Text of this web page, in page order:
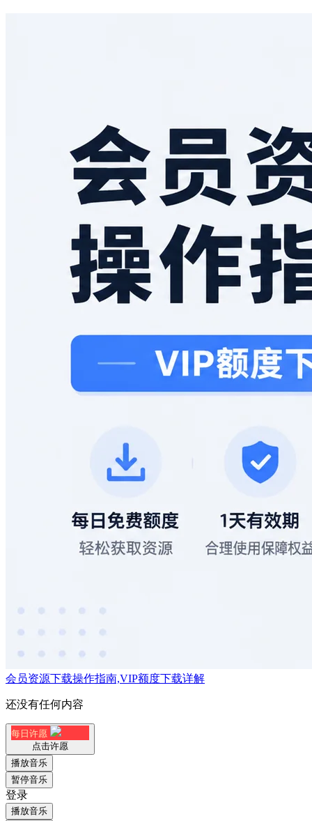
会员资源下载操作指南,VIP额度下载详解
还没有任何内容
每日许愿
点击许愿
播放音乐
暂停音乐
登录
播放音乐